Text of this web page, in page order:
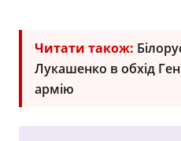
Читати також:
Лукашенко в обхід
армію